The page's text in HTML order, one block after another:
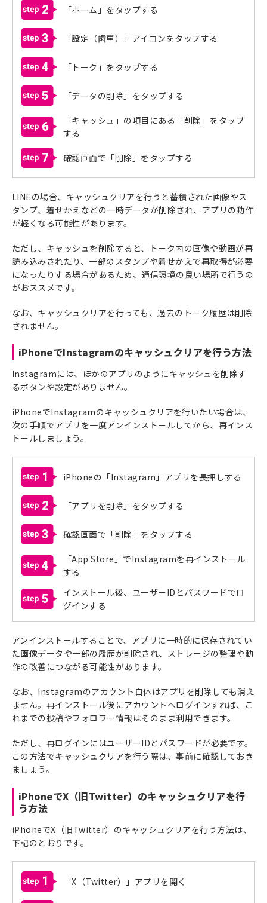
2 「ホーム」をタップする
3 「設定（歯車）」アイコンをタップする
4 「トーク」をタップする
5 「データの削除」をタップする
6
「キャッシュ」の項目にある「削除」をタップ
する
7 確認画面で「削除」をタップする
LINEの場合、キャッシュクリアを行うと蓄積された画像やス
タンプ、着せかえなどの一時データが削除され、アプリの動作
が軽くなる可能性があります。
ただし、キャッシュを削除すると、トーク内の画像や動画が再
読み込みされたり、一部のスタンプや着せかえで再取得が必要
になったりする場合があるため、通信環境の良い場所で行うの
がおススメです。
なお、キャッシュクリアを行っても、過去のトーク履歴は削除
されません。
iPhoneでInstagramのキャッシュクリアを行う方法
Instagramには、ほかのアプリのようにキャッシュを削除す
るボタンや設定がありません。
iPhoneでInstagramのキャッシュクリアを行いたい場合は、
次の手順でアプリを一度アンインストールしてから、再インス
トールしましょう。
1 iPhoneの「Instagram」アプリを長押しする
2 「アプリを削除」をタップする
3 確認画面で「削除」をタップする
4
「App Store」でInstagramを再インストール
する
5
インストール後、ユーザーIDとパスワードでロ
グインする
アンインストールすることで、アプリに一時的に保存されてい
た画像データや一部の履歴が削除され、ストレージの整理や動
作の改善につながる可能性があります。
なお、Instagramのアカウント自体はアプリを削除しても消え
ません。再インストール後にアカウントへログインすれば、こ
れまでの投稿やフォロワー情報はそのまま利用できます。
ただし、再ログインにはユーザーIDとパスワードが必要です。
この方法でキャッシュクリアを行う際は、事前に確認しておき
ましょう。
iPhoneでX（旧Twitter）のキャッシュクリアを行
う方法
iPhoneでX（旧Twitter）のキャッシュクリアを行う方法は、
下記のとおりです。
1 「X（Twitter）」アプリを開く